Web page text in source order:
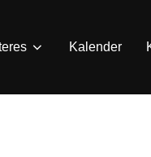
Kalender